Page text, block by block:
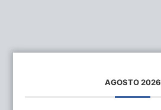
AGOSTO 2026